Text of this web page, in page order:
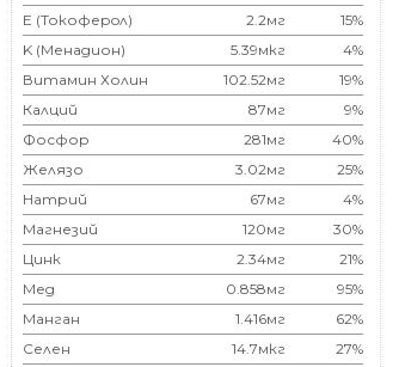
E (Токоферoл)
2.2мг
15%
K (Менадион)
5.39мкг
4%
Витамин Холин
102.52мг
19%
Калций
87мг
9%
Фосфор
281мг
40%
Желязо
3.02мг
25%
Натрий
67мг
4%
Магнезий
120мг
30%
Цинк
2.34мг
21%
Мед
0.858мг
95%
Манган
1.416мг
62%
Селен
14.7мкг 27%